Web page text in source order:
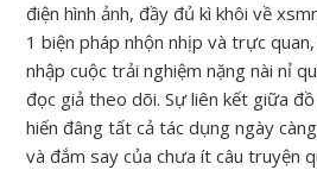
điện hình ảnh, đầy đủ kì khôi về
1 biện pháp nhộn nhịp và trực
nhập cuộc trải nghiệm nặng nài nỉ
đọc giả theo dõi. Sự liên kết giữa
hiến đâng tất cả tác dụng ngày
và đắm say của chưa ít câu truyện